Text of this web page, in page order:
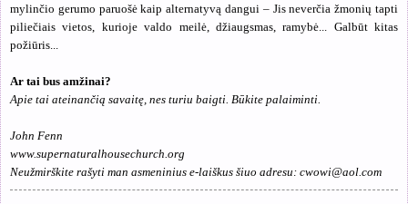
mylinčio gerumo paruošė kaip alternatyvą dangui – Jis neverčia žmonių tapti
piliečiais vietos, kurioje valdo meilė, džiaugsmas, ramybė... Galbūt kitas
požiūris...
Ar tai bus amžinai?
Apie tai ateinančią savaitę, nes turiu baigti. Būkite palaiminti.
John Fenn
www.supernaturalhousechurch.org
Neužmirškite rašyti man asmeninius e-laiškus šiuo adresu: cwowi@aol.com